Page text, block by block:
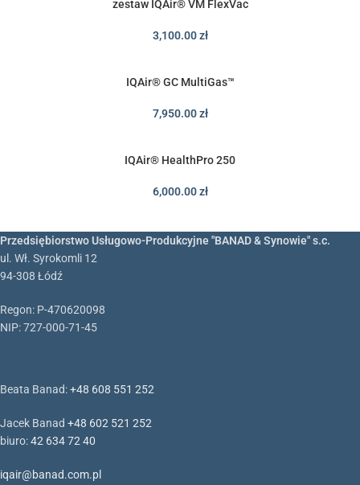
zestaw IQAir® VM FlexVac
3,100.00zł
IQAir® GC MultiGas™
7,950.00zł
IQAir® HealthPro 250
6,000.00zł
Przedsiębiorstwo Usługowo-Produkcyjne "BANAD & Synowie" s.c.
ul. Wł. Syrokomli 12
94-308 Łódź
Regon: P-470620098
NIP: 727-000-71-45
Beata Banad:+48 608 551 252
Jacek Banad +48 602 521 252
biuro:42 634 72 40
iqair@banad.com.pl